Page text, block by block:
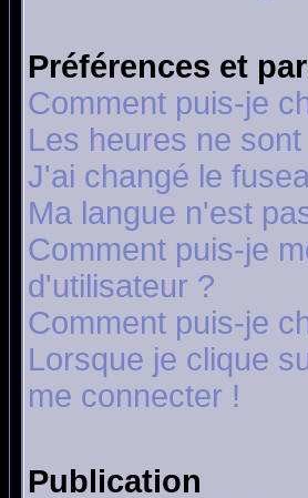
Préférences et
Comment puis-je
Les heures ne
J'ai changé le
Ma langue n'est
Comment puis-je
d'utilisateur ?
Comment puis-je
Lorsque je clique
me connecter !
Publication